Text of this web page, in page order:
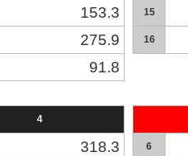
153.3
275.9
91.8
15
16
4
318.3 6